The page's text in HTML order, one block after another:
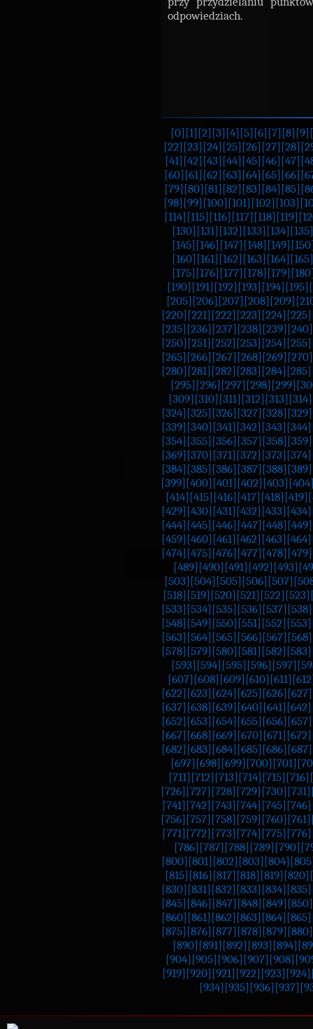
odpowiedziach.
[0] [1] [2] [3] [4] [5] [6] [7] [8] [9]
[22] [23] [24] [25] [26] [27] [28]
[41] [42] [43] [44] [45] [46] [47]
[60] [61] [62] [63] [64] [65] [66]
[79] [80] [81] [82] [83] [84] [85]
[98] [99] [100] [101] [102] [103]
[114] [115] [116] [117] [118] [119]
[130] [131] [132] [133] [134] [135]
[145] [146] [147] [148] [149]
[160] [161] [162] [163] [164] [165]
[175] [176] [177] [178] [179]
[190] [191] [192] [193] [194] [195]
[205] [206] [207] [208] [209]
[220] [221] [222] [223] [224] [225]
[235] [236] [237] [238] [239] [240]
[250] [251] [252] [253] [254] [255]
[265] [266] [267] [268] [269] [270]
[280] [281] [282] [283] [284] [285]
[295] [296] [297] [298] [299]
[309] [310] [311] [312] [313] [314]
[324] [325] [326] [327] [328] [329]
[339] [340] [341] [342] [343] [344]
[354] [355] [356] [357] [358] [359]
[369] [370] [371] [372] [373] [374]
[384] [385] [386] [387] [388] [389]
[399] [400] [401] [402] [403]
[414] [415] [416] [417] [418] [419]
[429] [430] [431] [432] [433] [434]
[444] [445] [446] [447] [448] [449]
[459] [460] [461] [462] [463] [464]
[474] [475] [476] [477] [478] [479]
[489] [490] [491] [492] [493]
[503] [504] [505] [506] [507]
[518] [519] [520] [521] [522] [523]
[533] [534] [535] [536] [537] [538]
[548] [549] [550] [551] [552] [553]
[563] [564] [565] [566] [567] [568]
[578] [579] [580] [581] [582] [583]
[593] [594] [595] [596] [597]
[607] [608] [609] [610] [611]
[622] [623] [624] [625] [626] [627]
[637] [638] [639] [640] [641] [642]
[652] [653] [654] [655] [656] [657]
[667] [668] [669] [670] [671] [672]
[682] [683] [684] [685] [686] [687]
[697] [698] [699] [700] [701]
[711] [712] [713] [714] [715] [716]
[726] [727] [728] [729] [730] [731]
[741] [742] [743] [744] [745] [746]
[756] [757] [758] [759] [760] [761]
[771] [772] [773] [774] [775] [776]
[786] [787] [788] [789] [790]
[800] [801] [802] [803] [804]
[815] [816] [817] [818] [819] [820]
[830] [831] [832] [833] [834] [835]
[845] [846] [847] [848] [849] [850]
[860] [861] [862] [863] [864] [865]
[875] [876] [877] [878] [879] [880]
[890] [891] [892] [893] [894]
[904] [905] [906] [907] [908]
[919] [920] [921] [922] [923] [924]
[934] [935] [936] [937]